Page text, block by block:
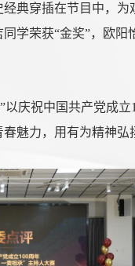
典穿插在节目中，
学荣获“金奖”，欧阳
庆祝中国共产党成
魅力，用有为精神弘